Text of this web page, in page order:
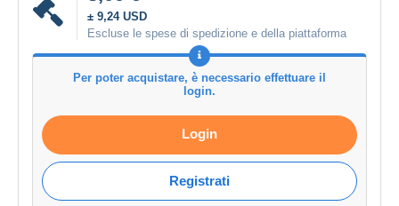
± 9,24 USD
Escluse le spese di spedizione e della piattaforma
Per poter acquistare, è necessario effettuare il
login.
Login
Registrati